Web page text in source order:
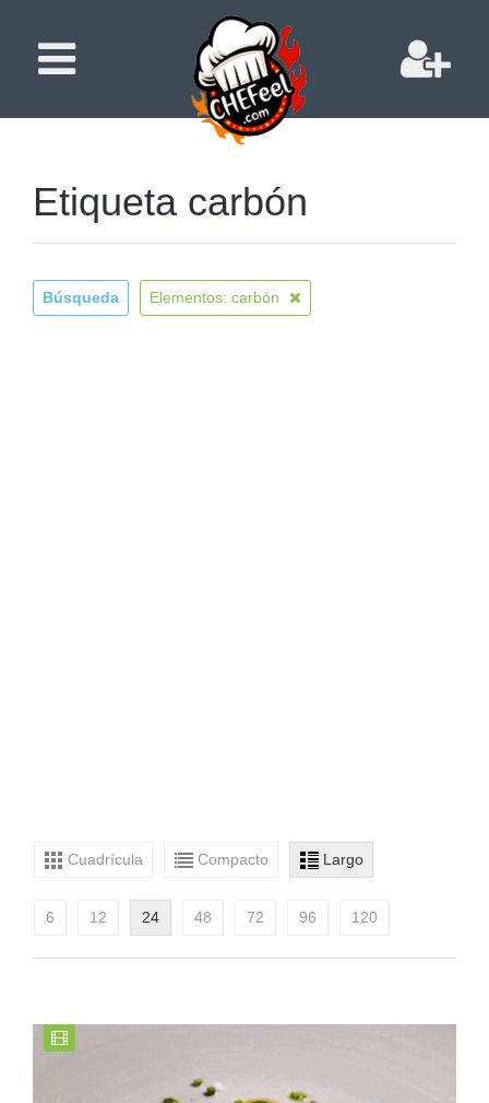
Etiqueta carbón
Búsqueda Elementos: carbón
Cuadrícula Compacto Largo
6 12 24 48 72 96 120